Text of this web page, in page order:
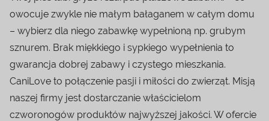
owocuje zwykle nie małym bałaganem w całym domu
– wybierz dla niego zabawkę wypełnioną np. grubym
sznurem. Brak miękkiego i sypkiego wypełnienia to
gwarancja dobrej zabawy i czystego mieszkania.
CaniLove to połączenie pasji i miłości do zwierząt. Misją
naszej firmy jest dostarczanie właścicielom
czworonogów produktów najwyższej jakości. W ofercie